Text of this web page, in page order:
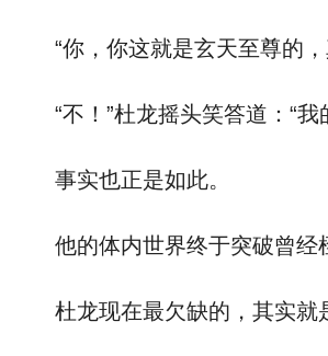
“你，你这就是玄天至尊的，
“不！”杜龙摇头笑答道：“我
事实也正是如此。
他的体内世界终于突破曾经桎
杜龙现在最欠缺的，其实就